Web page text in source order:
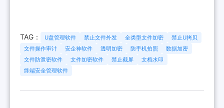
TAG： U盘管理软件 禁止文件外发 全类型文件加密
禁止U拷贝
文件操作审计
安企神软件 透明加密 防手机拍照
数据加密
文件防泄密软件
文件加密软件 禁止截屏
文档水印
终端安全管理软件